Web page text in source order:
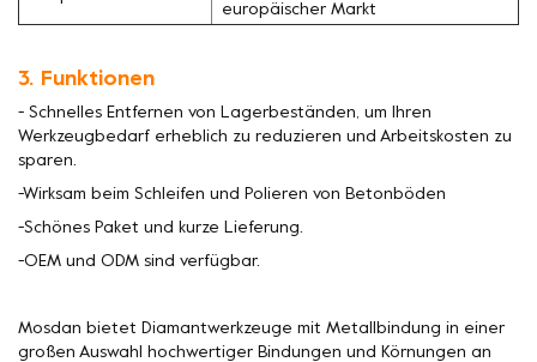
europäischer Markt
3. Funktionen
- Schnelles Entfernen von Lagerbeständen, um Ihren
Werkzeugbedarf erheblich zu reduzieren und Arbeitskosten zu
sparen.
-Wirksam beim Schleifen und Polieren von Betonböden
-Schönes Paket und kurze Lieferung.
-OEM und ODM sind verfügbar.
Mosdan bietet Diamantwerkzeuge mit Metallbindung in einer
großen Auswahl hochwertiger Bindungen und Körnungen an